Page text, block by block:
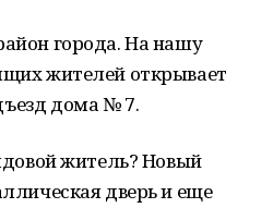
города. На нашу
жителей открывает
дома № 7.
житель? Новый
дверь и еще